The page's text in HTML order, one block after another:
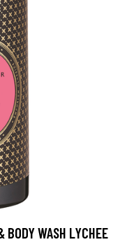
BODY WASH LYCHEE